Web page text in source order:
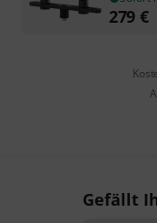
279 €
Gefällt